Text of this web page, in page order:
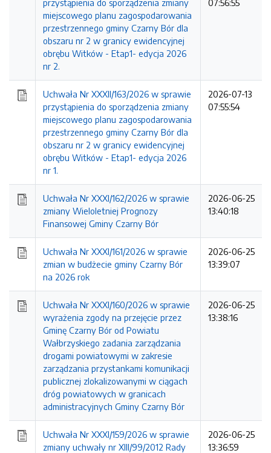
przystąpienia do sporządzenia zmiany
miejscowego planu zagospodarowania
przestrzennego gminy Czarny Bór dla
obszaru nr 2 w granicy ewidencyjnej
obrębu Witków - Etap1- edycja 2026
nr 2.
07:56:55
Uchwała Nr XXXII/163/2026 w sprawie
przystąpienia do sporządzenia zmiany
miejscowego planu zagospodarowania
przestrzennego gminy Czarny Bór dla
obszaru nr 2 w granicy ewidencyjnej
obrębu Witków - Etap1- edycja 2026
nr 1.
2026-07-13
07:55:54
Uchwała Nr XXXI/162/2026 w sprawie
zmiany Wieloletniej Prognozy
Finansowej Gminy Czarny Bór
2026-06-25
13:40:18
Uchwała Nr XXXI/161/2026 w sprawie
zmian w budżecie gminy Czarny Bór
na 2026 rok
2026-06-25
13:39:07
Uchwała Nr XXXI/160/2026 w sprawie
wyrażenia zgody na przejęcie przez
Gminę Czarny Bór od Powiatu
Wałbrzyskiego zadania zarządzania
drogami powiatowymi w zakresie
zarządzania przystankami komunikacji
publicznej zlokalizowanymi w ciągach
dróg powiatowych w granicach
administracyjnych Gminy Czarny Bór
2026-06-25
13:38:16
Uchwała Nr XXXI/159/2026 w sprawie
zmiany uchwały nr XIII/99/2012 Rady
2026-06-25
13:36:59